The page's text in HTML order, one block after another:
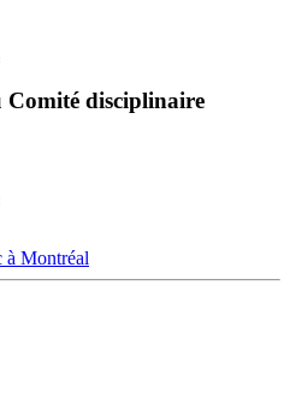
Comité disciplinaire
Montréal